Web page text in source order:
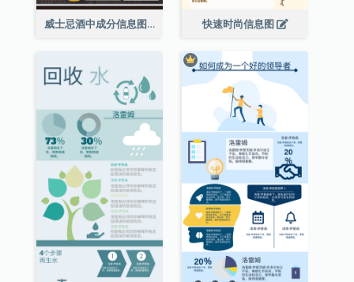
威士忌酒中成分信息图表 快速时尚信息图